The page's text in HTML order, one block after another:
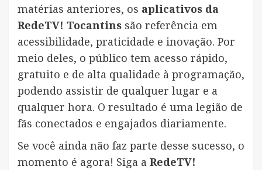
matérias anteriores, os aplicativos da
RedeTV! Tocantins são referência em
acessibilidade, praticidade e inovação. Por
meio deles, o público tem acesso rápido,
gratuito e de alta qualidade à programação,
podendo assistir de qualquer lugar e a
qualquer hora. O resultado é uma legião de
fãs conectados e engajados diariamente.
Se você ainda não faz parte desse sucesso, o
momento é agora! Siga a RedeTV!